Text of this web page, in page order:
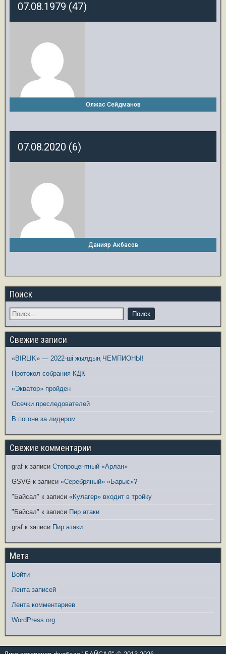
07.08.1979 (47)
Олжас Сейдманов
07.08.2020 (6)
Данияр Акбасов
Поиск
Свежие записи
«BIRLIK» — 2022-ші жылдың ЧЕМПИОНЫ!
Протокол собрания КДК
«Экватор» пройден
Осечки преследователей
В погоне за лидером
Свежие комментарии
graf к записи Стопроцентный «Арлан»
GSVG к записи «Серебряный» «Барыс»?
"Байсал" к записи «Кулагер» входит в тройку
"Байсал" к записи Пир атаки
graf к записи Пир атаки
Мета
Войти
Лента записей
Лента комментариев
WordPress.org